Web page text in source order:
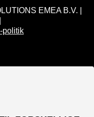
EMEA B.V. |
politik